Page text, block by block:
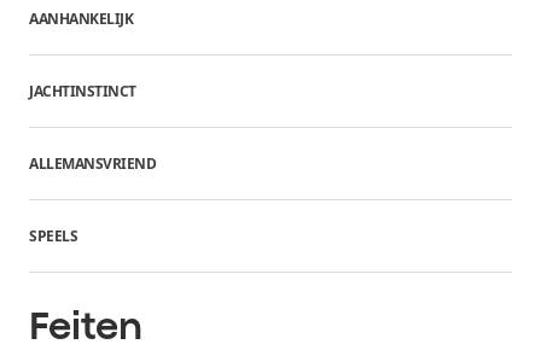
AANHANKELIJK
JACHTINSTINCT
ALLEMANSVRIEND
SPEELS
Feiten